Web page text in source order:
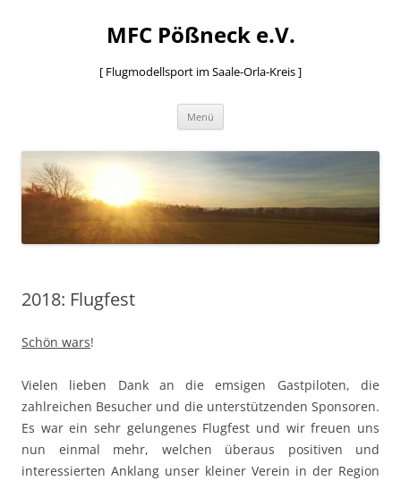
MFC Pößneck e.V.
[ Flugmodellsport im Saale-Orla-Kreis ]
Menü
2018: Flugfest
Schön wars!
Vielen lieben Dank an die emsigen Gastpiloten, die
zahlreichen Besucher und die unterstützenden Sponsoren.
Es war ein sehr gelungenes Flugfest und wir freuen uns
nun einmal mehr, welchen überaus positiven und
interessierten Anklang unser kleiner Verein in der Region